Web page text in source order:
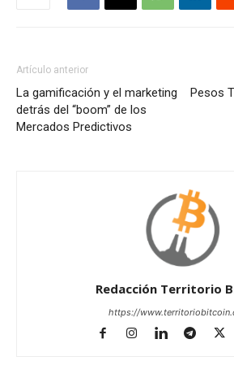
Artículo anterior
La gamificación y el marketing
detrás del “boom” de los
Mercados Predictivos
Pesos
Redacción Territorio
https://